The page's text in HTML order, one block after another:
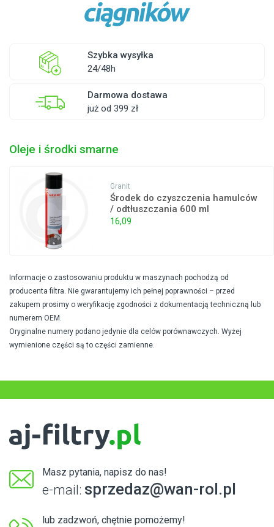
Szybka wysyłka
24/48h
Darmowa dostawa
już od 399 zł
Oleje i środki smarne
Granit
Środek do czyszczenia hamulców
/ odtłuszczania 600 ml
16,09
Informacje o zastosowaniu produktu w maszynach pochodzą od
producenta filtra. Nie gwarantujemy ich pełnej poprawności – przed
zakupem prosimy o weryfikację zgodności z dokumentacją techniczną lub
numerem OEM.
Oryginalne numery podano jedynie dla celów porównawczych. Wyżej
wymienione części są to części zamienne.
Masz pytania, napisz do nas!
e-mail: sprzedaz@wan-rol.pl
lub zadzwoń, chętnie pomożemy!